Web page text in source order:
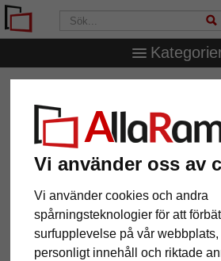
Vi använder oss av
Vi använder cookies och andra
spårningsteknologier för att
surfupplevelse på vår webbplats,
personligt innehåll och riktade
Träram Grange Hill